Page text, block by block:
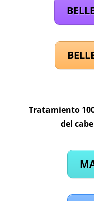
Tratamiento
del